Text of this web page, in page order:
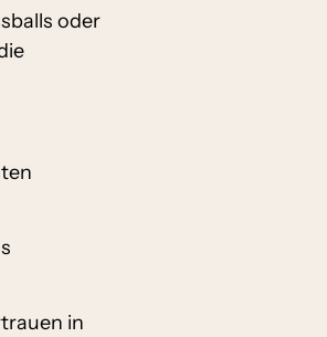
oder
in